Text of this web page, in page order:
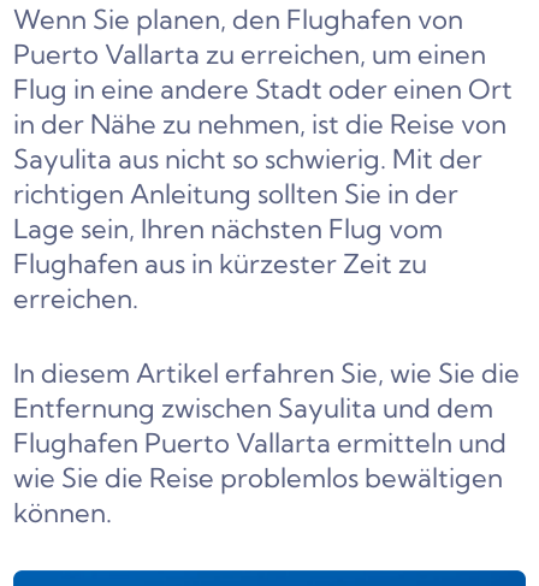
Wenn Sie planen, den Flughafen von
Puerto Vallarta zu erreichen, um einen
Flug in eine andere Stadt oder einen Ort
in der Nähe zu nehmen, ist die Reise von
Sayulita aus nicht so schwierig. Mit der
richtigen Anleitung sollten Sie in der
Lage sein, Ihren nächsten Flug vom
Flughafen aus in kürzester Zeit zu
erreichen.
In diesem Artikel erfahren Sie, wie Sie die
Entfernung zwischen Sayulita und dem
Flughafen Puerto Vallarta ermitteln und
wie Sie die Reise problemlos bewältigen
können.